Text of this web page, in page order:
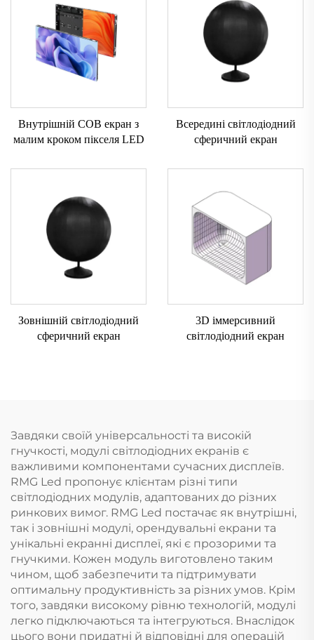
Внутрішній COB екран з
малим кроком пікселя LED
Всередині світлодіодний
сферичний екран
Зовнішній світлодіодний
сферичний екран
3D іммерсивний
світлодіодний екран
Завдяки своїй універсальності та високій
гнучкості, модулі світлодіодних екранів є
важливими компонентами сучасних дисплеїв.
RMG Led пропонує клієнтам різні типи
світлодіодних модулів, адаптованих до різних
ринкових вимог. RMG Led постачає як внутрішні,
так і зовнішні модулі, орендувальні екрани та
унікальні екранні дисплеї, які є прозорими та
гнучкими. Кожен модуль виготовлено таким
чином, щоб забезпечити та підтримувати
оптимальну продуктивність за різних умов. Крім
того, завдяки високому рівню технологій, модулі
легко підключаються та інтегруються. Внаслідок
цього вони придатні й відповідні для операцій